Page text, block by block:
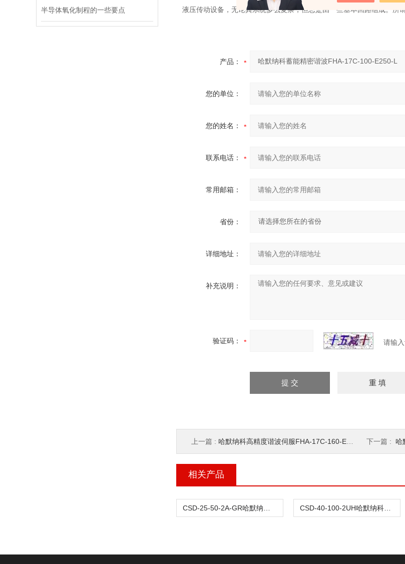
半导体氧化制程的一些要点
液压传动设备，无论其系统多么复杂，但总是由一些基本回路组成。所
产品：
您的单位：
您的姓名：
联系电话：
常用邮箱：
省份：
详细地址：
补充说明：
验证码： 请输
上一篇 : 哈默纳科高精度谐波伺服FHA-17C-160-E250-K 下一篇 : 哈
相关产品